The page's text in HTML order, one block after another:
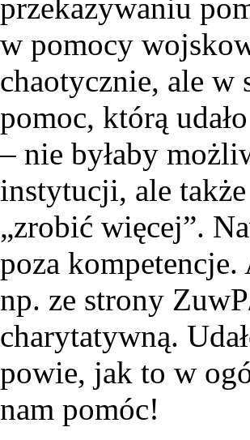
przekazywaniu
w pomocy
chaotycznie, ale w
pomoc, którą
– nie byłaby
instytucji, ale
„zrobić więcej”.
poza
np. ze strony
charytatywną.
powie, jak to w
nam pomóc!